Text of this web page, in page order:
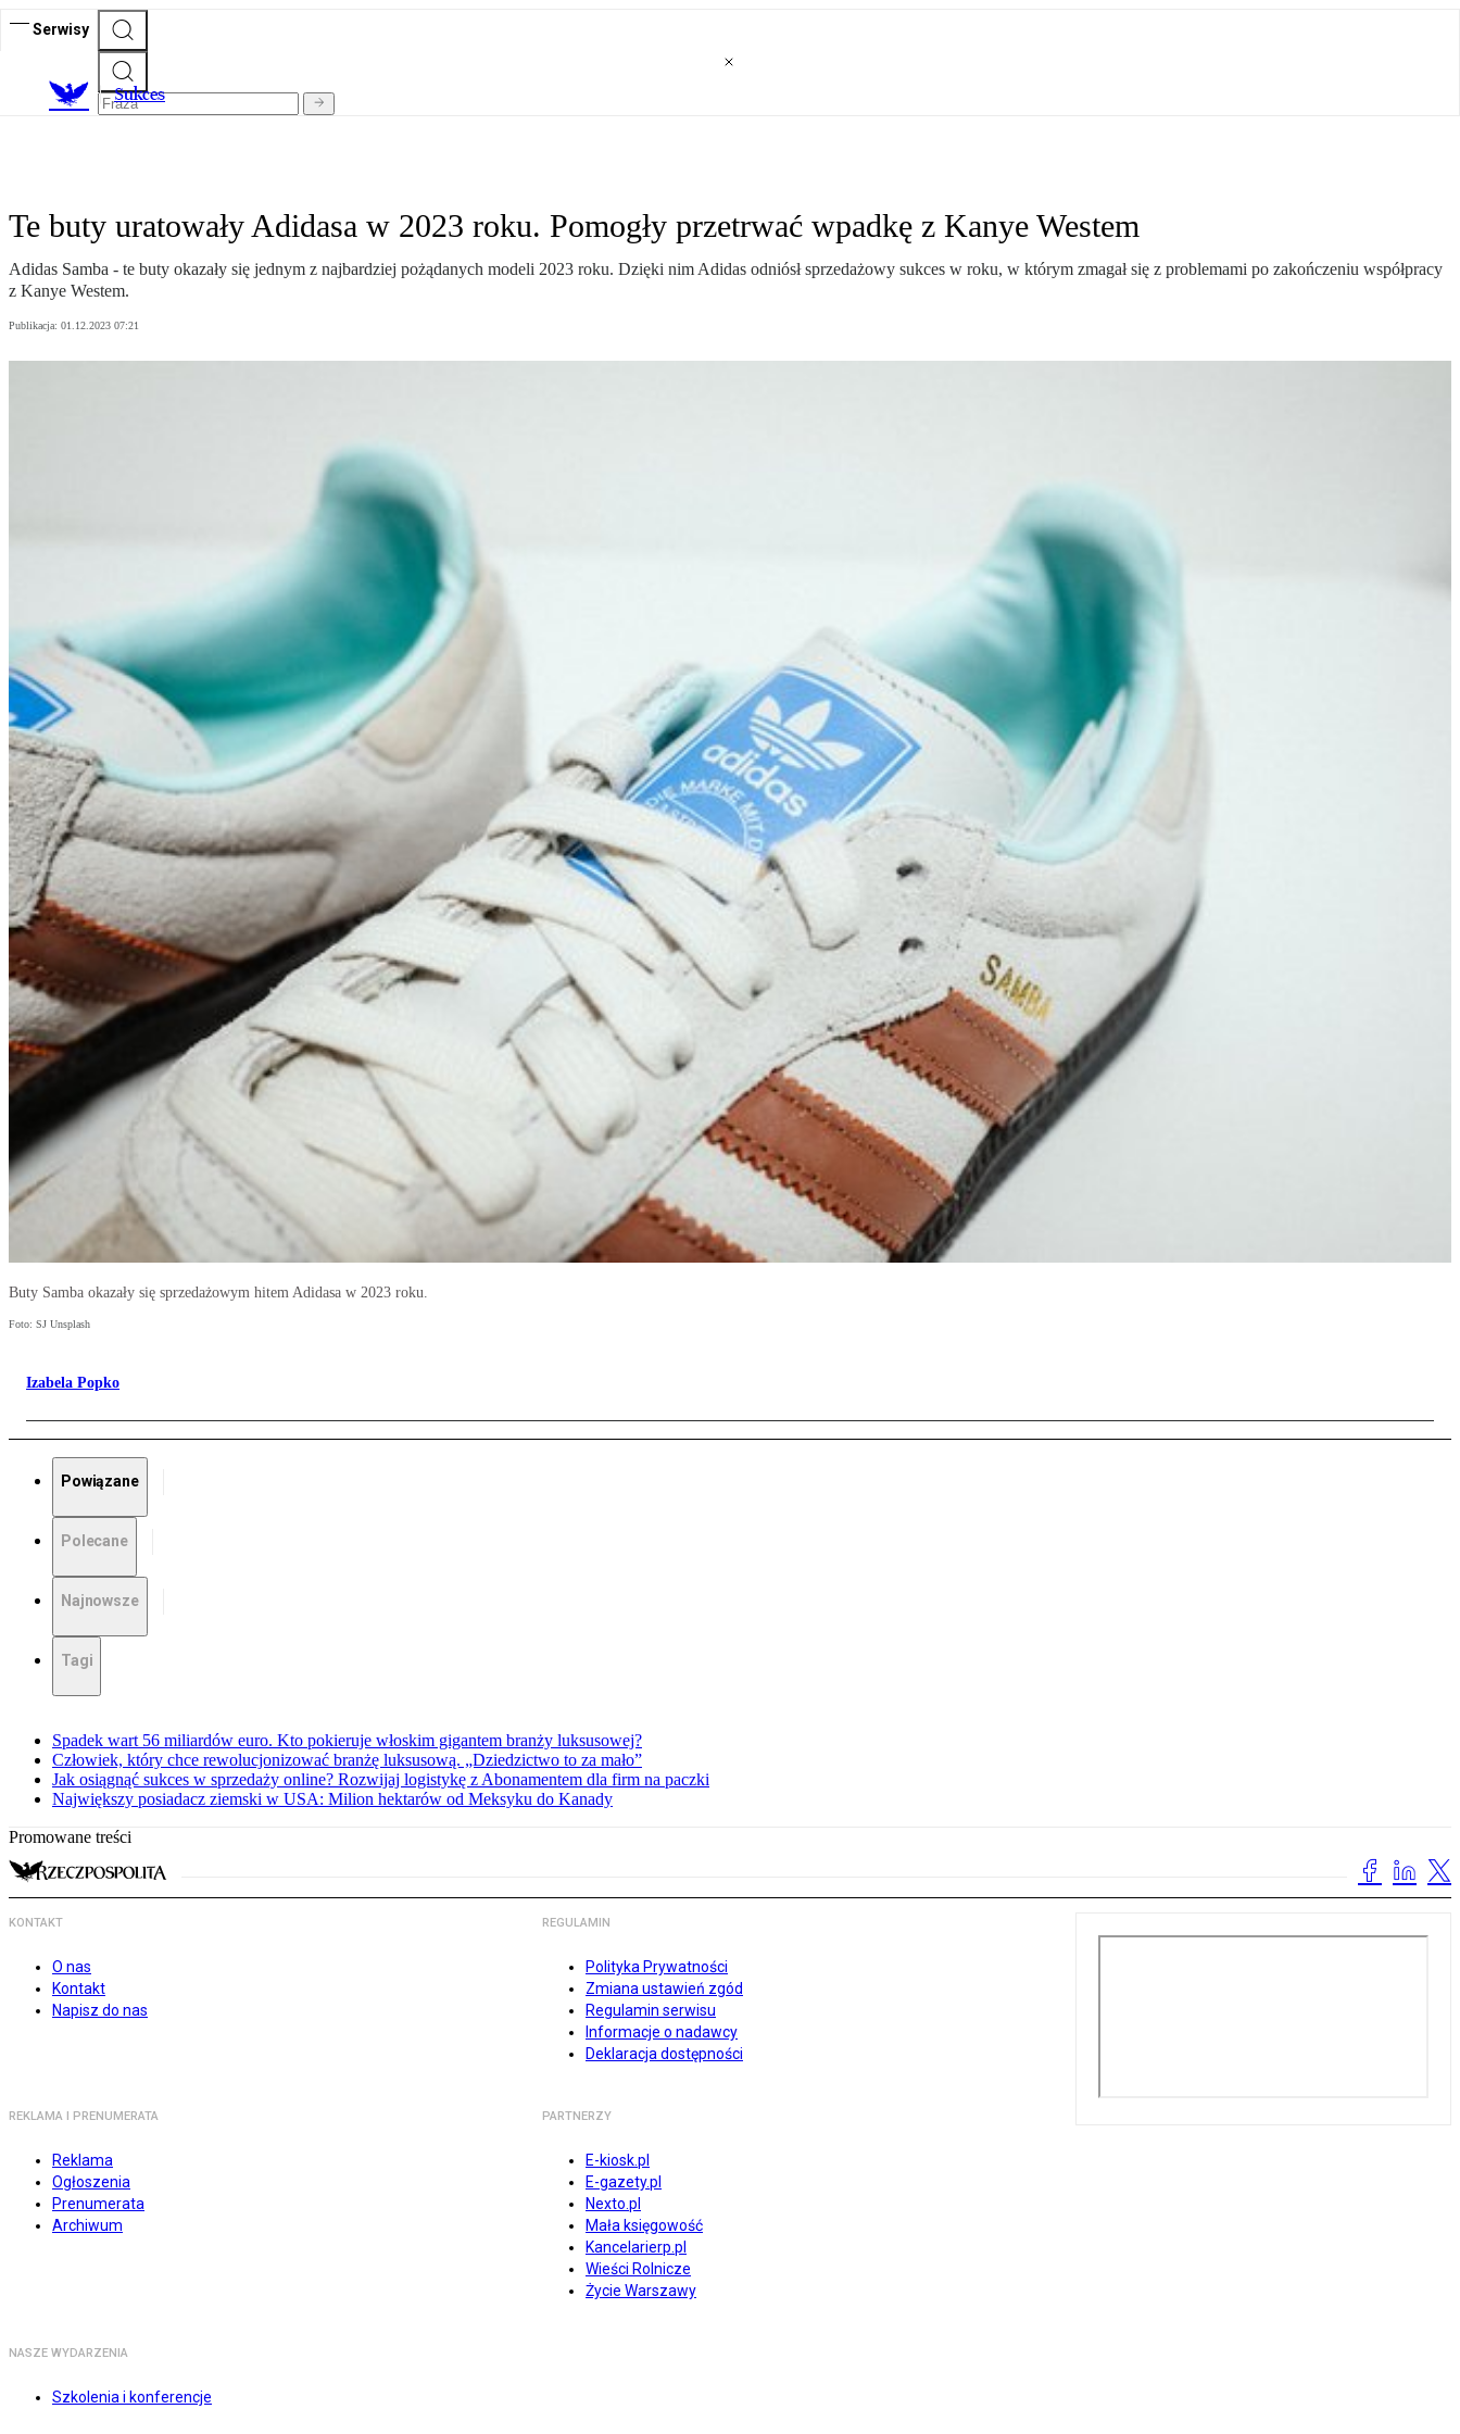
Serwisy
Sukces
Te buty uratowały Adidasa w 2023 roku. Pomogły przetrwać wpadkę z Kanye Westem
Adidas Samba - te buty okazały się jednym z najbardziej pożądanych modeli 2023 roku. Dzięki nim Adidas odniósł sprzedażowy sukces w roku, w którym zmagał się z problemami po zakończeniu współpracy
z Kanye Westem.
Publikacja: 01.12.2023 07:21
Buty Samba okazały się sprzedażowym hitem Adidasa w 2023 roku.
Foto: SJ Unsplash
Izabela Popko
Powiązane
Polecane
Najnowsze
Tagi
Spadek wart 56 miliardów euro. Kto pokieruje włoskim gigantem branży luksusowej?
Człowiek, który chce rewolucjonizować branżę luksusową. „Dziedzictwo to za mało”
Jak osiągnąć sukces w sprzedaży online? Rozwijaj logistykę z Abonamentem dla firm na paczki
Największy posiadacz ziemski w USA: Milion hektarów od Meksyku do Kanady
Promowane treści
KONTAKT
O nas
Kontakt
Napisz do nas
REGULAMIN
Polityka Prywatności
Zmiana ustawień zgód
Regulamin serwisu
Informacje o nadawcy
Deklaracja dostępności
REKLAMA I PRENUMERATA
Reklama
Ogłoszenia
Prenumerata
Archiwum
PARTNERZY
E-kiosk.pl
E-gazety.pl
Nexto.pl
Mała księgowość
Kancelarierp.pl
Wieści Rolnicze
Życie Warszawy
NASZE WYDARZENIA
Szkolenia i konferencje